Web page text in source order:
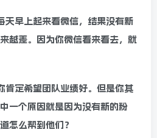
天早上起来看微信，结果没有新
越差。因为你微信看来看去，就
肯定希望团队业绩好。但是你其
一个原因就是因为没有新的粉
怎么帮到他们？